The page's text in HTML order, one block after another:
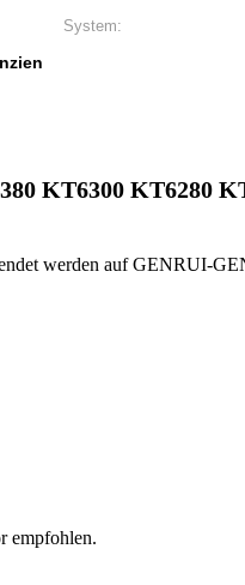
System:
KT6300 KT6280
werden auf GENRUI-
empfohlen.